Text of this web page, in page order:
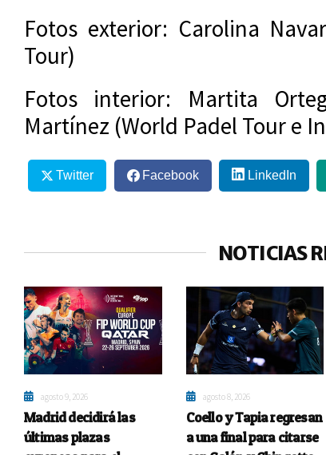
Fotos exterior: Carolina
Tour)
Fotos interior: Martita
Martínez (World Padel Tour e
Twitter Facebook LinkedIn
NOTICIAS
agosto 9, 2026
Madrid decidirá las
últimas plazas
agosto 8, 2026
Coello y Tapia regresan
a una final para citarse